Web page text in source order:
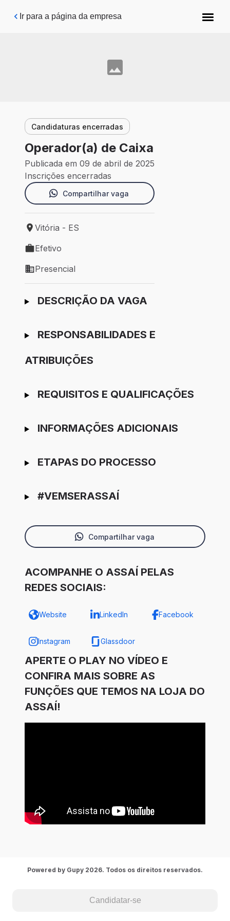
Pular para o conteúdo principal
Ir para a página da empresa
Candidaturas encerradas
Operador(a) de Caixa
Publicada em 09 de abril de 2025
Inscrições encerradas
Compartilhar vaga
Local de trabalho: Vitória - ES
Vitória - ES
Tipo de vaga: Efetivo
Efetivo
Modelo de trabalho: Presencial
Presencial
Ir para candidatura
DESCRIÇÃO DA VAGA
RESPONSABILIDADES E
ATRIBUIÇÕES
REQUISITOS E QUALIFICAÇÕES
INFORMAÇÕES ADICIONAIS
ETAPAS DO PROCESSO
#VEMSERASSAÍ
Compartilhar vaga
ACOMPANHE O ASSAÍ PELAS
REDES SOCIAIS:
Website LinkedIn Facebook
Instagram Glassdoor
APERTE O PLAY NO VÍDEO E
CONFIRA MAIS SOBRE AS
FUNÇÕES QUE TEMOS NA LOJA DO
ASSAÍ!
Candidatar-se
Powered by Gupy 2026. Todos os direitos reservados.